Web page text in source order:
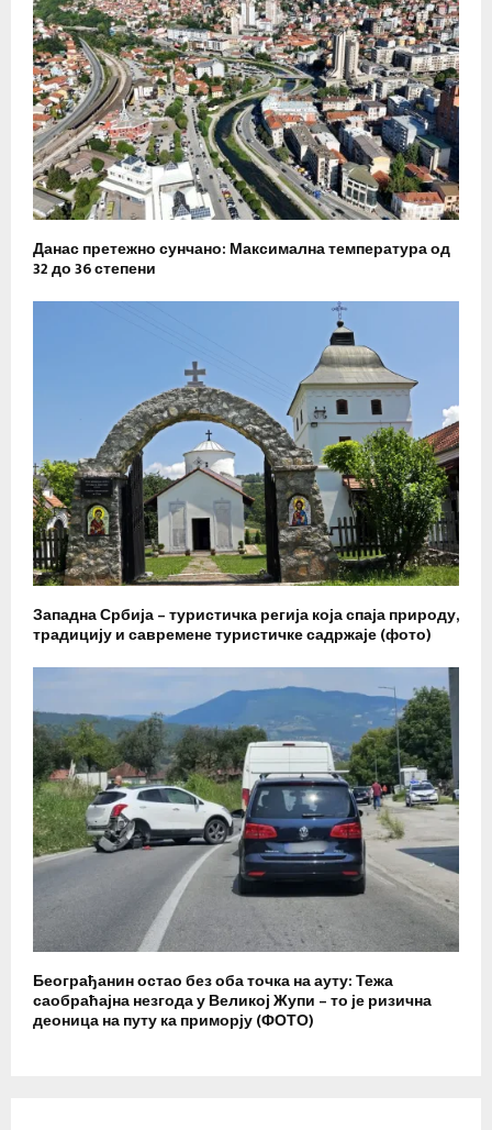
Данас претежно сунчано: Максимална температура од
32 до 36 степени
Западна Србија – туристичка регија која спаја природу,
традицију и савремене туристичке садржаје (фото)
Београђанин остао без оба точка на ауту: Тежа
саобраћајна незгода у Великој Жупи – то је ризична
деоница на путу ка приморју (ФОТО)